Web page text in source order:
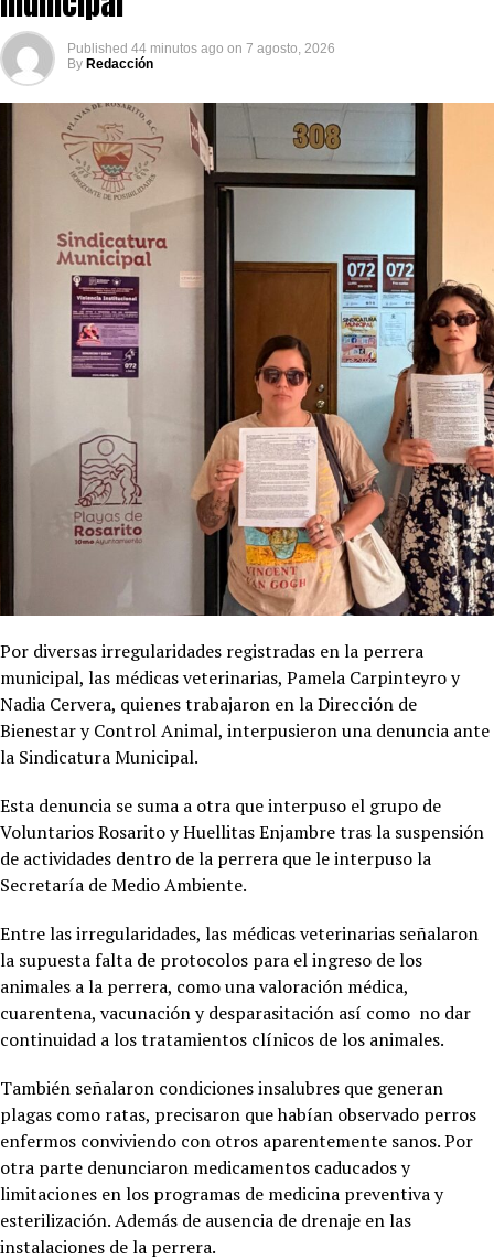
Published 44 minutos ago on 7 agosto, 2026
By Redacción
Por diversas irregularidades registradas en la perrera
municipal, las médicas veterinarias, Pamela Carpinteyro y
Nadia Cervera, quienes trabajaron en la Dirección de
Bienestar y Control Animal, interpusieron una denuncia ante
la Sindicatura Municipal.
Esta denuncia se suma a otra que interpuso el grupo de
Voluntarios Rosarito y Huellitas Enjambre tras la suspensión
de actividades dentro de la perrera que le interpuso la
Secretaría de Medio Ambiente.
Entre las irregularidades, las médicas veterinarias señalaron
la supuesta falta de protocolos para el ingreso de los
animales a la perrera, como una valoración médica,
cuarentena, vacunación y desparasitación así como no dar
continuidad a los tratamientos clínicos de los animales.
También señalaron condiciones insalubres que generan
plagas como ratas, precisaron que habían observado perros
enfermos conviviendo con otros aparentemente sanos. Por
otra parte denunciaron medicamentos caducados y
limitaciones en los programas de medicina preventiva y
esterilización. Además de ausencia de drenaje en las
instalaciones de la perrera.